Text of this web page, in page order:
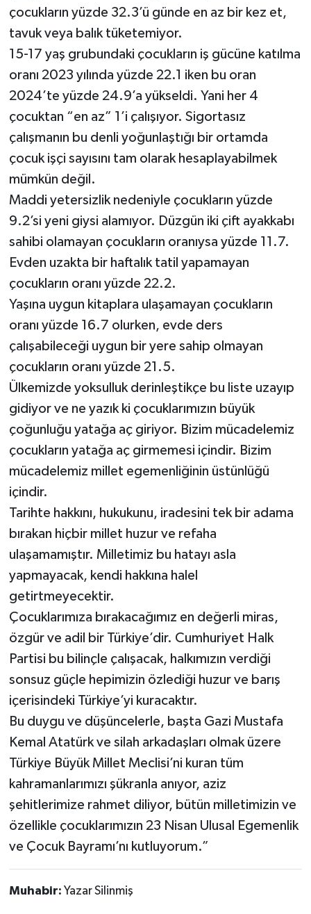
çocukların yüzde 32.3’ü günde en az bir kez et,
tavuk veya balık tüketemiyor.
15-17 yaş grubundaki çocukların iş gücüne katılma
oranı 2023 yılında yüzde 22.1 iken bu oran
2024’te yüzde 24.9’a yükseldi. Yani her 4
çocuktan “en az” 1’i çalışıyor. Sigortasız
çalışmanın bu denli yoğunlaştığı bir ortamda
çocuk işçi sayısını tam olarak hesaplayabilmek
mümkün değil.
Maddi yetersizlik nedeniyle çocukların yüzde
9.2’si yeni giysi alamıyor. Düzgün iki çift ayakkabı
sahibi olamayan çocukların oranıysa yüzde 11.7.
Evden uzakta bir haftalık tatil yapamayan
çocukların oranı yüzde 22.2.
Yaşına uygun kitaplara ulaşamayan çocukların
oranı yüzde 16.7 olurken, evde ders
çalışabileceği uygun bir yere sahip olmayan
çocukların oranı yüzde 21.5.
Ülkemizde yoksulluk derinleştikçe bu liste uzayıp
gidiyor ve ne yazık ki çocuklarımızın büyük
çoğunluğu yatağa aç giriyor. Bizim mücadelemiz
çocukların yatağa aç girmemesi içindir. Bizim
mücadelemiz millet egemenliğinin üstünlüğü
içindir.
Tarihte hakkını, hukukunu, iradesini tek bir adama
bırakan hiçbir millet huzur ve refaha
ulaşamamıştır. Milletimiz bu hatayı asla
yapmayacak, kendi hakkına halel
getirtmeyecektir.
Çocuklarımıza bırakacağımız en değerli miras,
özgür ve adil bir Türkiye’dir. Cumhuriyet Halk
Partisi bu bilinçle çalışacak, halkımızın verdiği
sonsuz güçle hepimizin özlediği huzur ve barış
içerisindeki Türkiye’yi kuracaktır.
Bu duygu ve düşüncelerle, başta Gazi Mustafa
Kemal Atatürk ve silah arkadaşları olmak üzere
Türkiye Büyük Millet Meclisi’ni kuran tüm
kahramanlarımızı şükranla anıyor, aziz
şehitlerimize rahmet diliyor, bütün milletimizin ve
özellikle çocuklarımızın 23 Nisan Ulusal Egemenlik
ve Çocuk Bayramı’nı kutluyorum.”
Muhabir: Yazar Silinmiş